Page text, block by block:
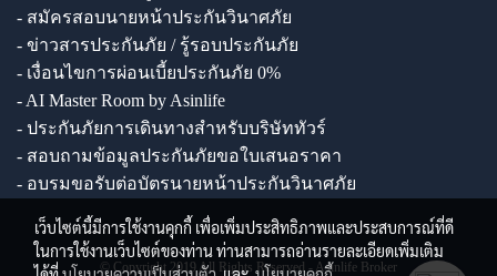
- สมัครสอบนายหน้าประกันวินาศภัย
- ข่าวสารประกันภัย / รู้รอบประกันภัย
- เงื่อนไขการผ่อนเบี้ยประกันภัย 0%
- AI Master Room by Asinlife
- ประกันภัยการเดินทางสำหรับบริษัททัวร์
- สอบถามข้อมูลประกันภัยขอใบเสนอราคา
- อบรมขอรับต่อบัตรนายหน้าประกันวินาศภัย
© Copyright 2019 All Rights Reserved - Asinlife Broker
เว็บไซต์นี้มีการใช้งานคุกกี้ เพื่อเพิ่มประสิทธิภาพและประสบการณ์ที่ดี
ในการใช้งานเว็บไซต์ของท่าน ท่านสามารถอ่านรายละเอียดเพิ่มเติม